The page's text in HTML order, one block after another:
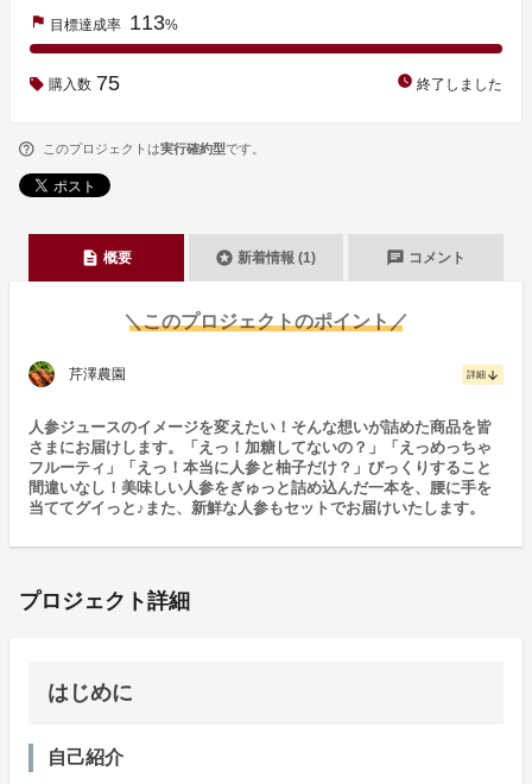
flag 目標達成率 113%
購入数 75 watch_later 終了しました
このプロジェクトは実行確約型です。
description 概要 stars 新着情報 (1) chat コメント
＼このプロジェクトのポイント／
芹澤農園 詳細 arrow_downward
人参ジュースのイメージを変えたい！そんな想いが詰めた商品を皆
さまにお届けします。「えっ！加糖してないの？」「えっめっちゃ
フルーティ」「えっ！本当に人参と柚子だけ？」びっくりすること
間違いなし！美味しい人参をぎゅっと詰め込んだ一本を、腰に手を
当ててグイっと♪また、新鮮な人参もセットでお届けいたします。
プロジェクト詳細
はじめに
自己紹介